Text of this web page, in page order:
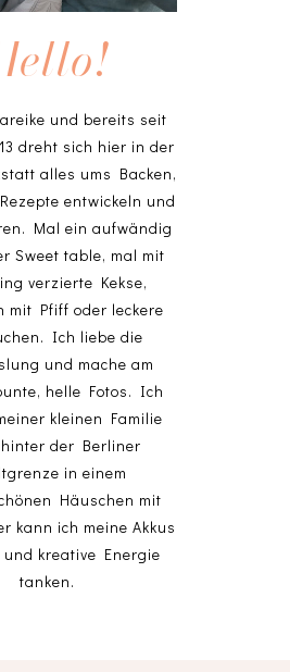
und bereits seit
dreht sich hier in der
alles ums Backen,
entwickeln und
Mal ein aufwändig
Sweet table, mal mit
verzierte Kekse,
mit Pfiff oder leckere
Ich liebe die
und mache am
helle Fotos. Ich
kleinen Familie
der Berliner
in einem
Häuschen mit
kann ich meine Akkus
kreative Energie
tanken.